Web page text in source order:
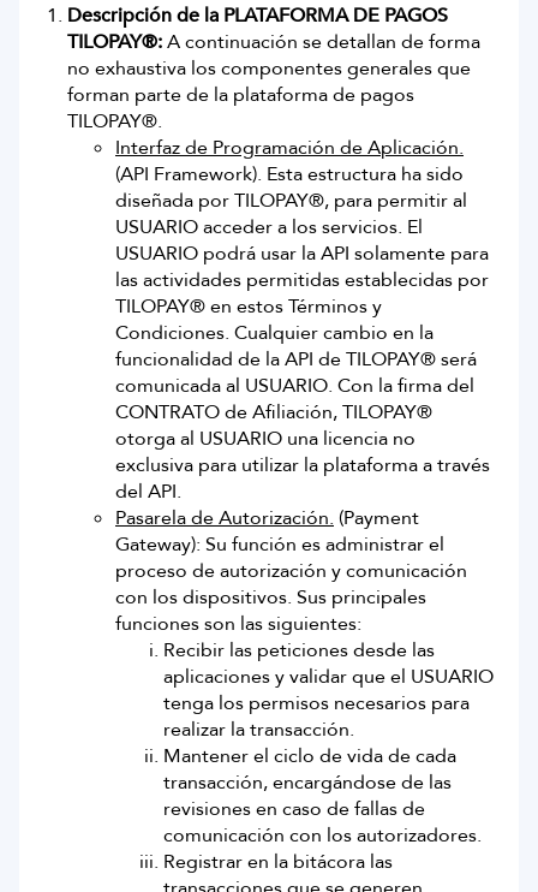
Grenada
Montserrat
República Dominicana
Guyana
Jamaica
Puerto Rico
St. Kitts
St. Lucia
St. Maarten
St. Vincent
Trinidad & Tobago
Turks & Caicos
US Virgin Islands
Descripción de la PLATAFORMA DE PAGOS
TILOPAY®:A continuación se detallan de forma
no exhaustiva los componentes generales que
forman parte de la plataforma de pagos
TILOPAY®.
Interfaz de Programación de Aplicación.
(API Framework). Esta estructura ha sido
diseñada por TILOPAY®, para permitir al
USUARIO acceder a los servicios. El
USUARIO podrá usar la API solamente para
las actividades permitidas establecidas por
TILOPAY® en estos Términos y
Condiciones. Cualquier cambio en la
funcionalidad de la API de TILOPAY® será
comunicada al USUARIO. Con la firma del
CONTRATO de Afiliación, TILOPAY®
otorga al USUARIO una licencia no
exclusiva para utilizar la plataforma a través
del API.
Pasarela de Autorización. (Payment
Gateway): Su función es administrar el
proceso de autorización y comunicación
con los dispositivos. Sus principales
funciones son las siguientes:
Recibir las peticiones desde las
aplicaciones y validar que el USUARIO
tenga los permisos necesarios para
realizar la transacción.
Mantener el ciclo de vida de cada
transacción, encargándose de las
revisiones en caso de fallas de
comunicación con los autorizadores.
Registrar en la bitácora las